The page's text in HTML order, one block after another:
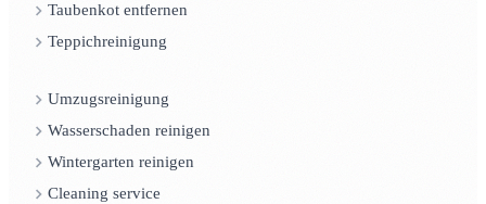
Taubenkot entfernen
Teppichreinigung
Umzugsreinigung
Wasserschaden reinigen
Wintergarten reinigen
Cleaning service